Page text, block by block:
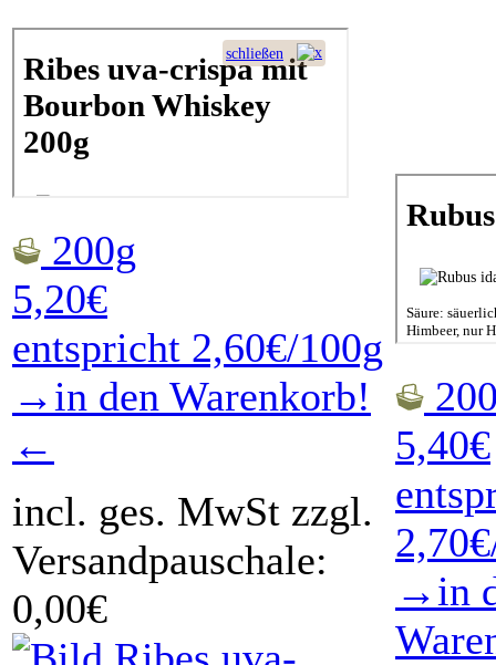
200g
5,20€
entspricht 2,60€/100g
→in den Warenkorb!
←
incl. ges. MwSt zzgl.
Versandpauschale:
0,00€
5,40€
→in